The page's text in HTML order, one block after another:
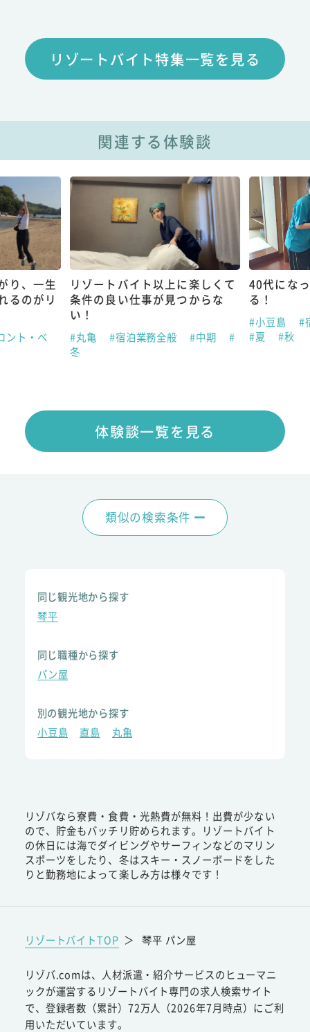
リゾートバイト特集一覧を見る
関連する体験談
り、一生
るのがリ
ント・ベ
リゾートバイト以上に楽しくて
条件の良い仕事が見つからな
い！
#丸亀 #宿泊業務全般 #中期
#
冬
40代にな
る！
#小豆島
#
#夏
#秋
体験談一覧を見る
類似の検索条件
同じ観光地から探す
琴平
同じ職種から探す
パン屋
別の観光地から探す
小豆島
直島 丸亀
リゾバなら寮費・食費・光熱費が無料！出費が少ない
ので、貯金もバッチリ貯められます。リゾートバイト
の休日には海でダイビングやサーフィンなどのマリン
スポーツをしたり、冬はスキー・スノーボードをした
りと勤務地によって楽しみ方は様々です！
リゾートバイトTOP ＞ 琴平 パン屋
リゾバ.comは、人材派遣・紹介サービスのヒューマニ
ックが運営するリゾートバイト専門の求人検索サイト
で、登録者数（累計）72万人（2026年7月時点）にご利
用いただいています。